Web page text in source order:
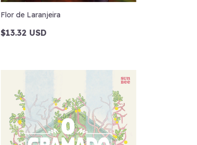
Flor de Laranjeira
$13.32 USD